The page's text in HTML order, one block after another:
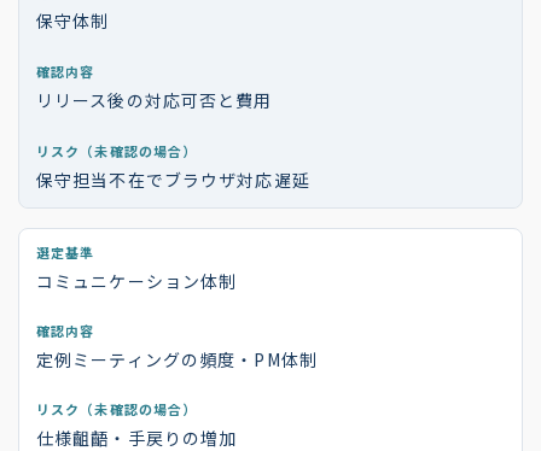
保守体制
リリース後の対応可否と費用
保守担当不在でブラウザ対応遅延
コミュニケーション体制
定例ミーティングの頻度・PM体制
仕様齟齬・手戻りの増加